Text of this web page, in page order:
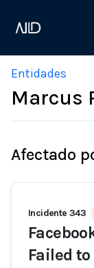
Entidades
Marcus
Afectado
Incidente 343
Failed